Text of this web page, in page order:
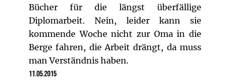
Bücher für die längst überfällige
Diplomarbeit. Nein, leider kann sie
kommende Woche nicht zur Oma in die
Berge fahren, die Arbeit drängt, da muss
man Verständnis haben.
11.05.2015